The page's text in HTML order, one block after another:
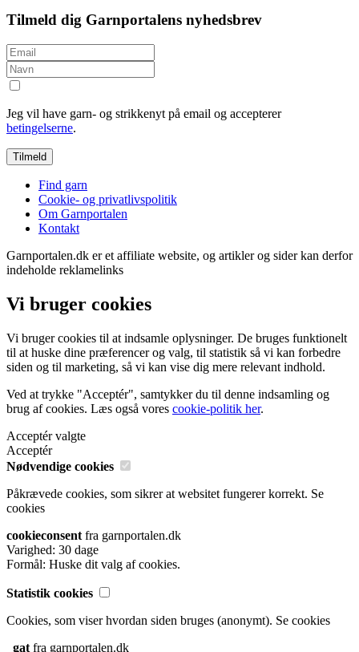
Tilmeld dig Garnportalens nyhedsbrev
Jeg vil have garn- og strikkenyt på email og accepterer
betingelserne.
Find garn
Cookie- og privatlivspolitik
Om Garnportalen
Kontakt
Garnportalen.dk er et affiliate website, og artikler og sider kan derfor
indeholde reklamelinks
Vi bruger cookies
Vi bruger cookies til at indsamle oplysninger. De bruges funktionelt
til at huske dine præferencer og valg, til statistik så vi kan forbedre
siden og til marketing, så vi kan vise dig mere relevant indhold.
Ved at trykke "Acceptér", samtykker du til denne indsamling og
brug af cookies. Læs også vores cookie-politik her.
Acceptér valgte
Acceptér
Nødvendige cookies
Påkrævede cookies, som sikrer at websitet fungerer korrekt. Se
cookies
cookieconsent fra garnportalen.dk
Varighed: 30 dage
Formål: Huske dit valg af cookies.
Statistik cookies
Cookies, som viser hvordan siden bruges (anonymt). Se cookies
_gat fra garnportalen.dk